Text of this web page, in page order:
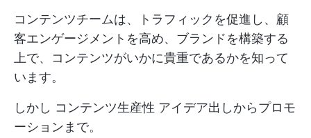
コンテンツチームは、トラフィックを促進し、顧
客エンゲージメントを高め、ブランドを構築する
上で、コンテンツがいかに貴重であるかを知って
います。
しかし コンテンツ生産性 アイデア出しからプロモ
ーションまで。